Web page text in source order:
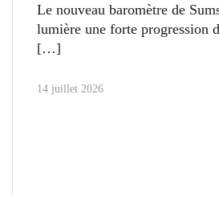
Le nouveau baromètre de
lumière une forte progression
14 juillet 2026